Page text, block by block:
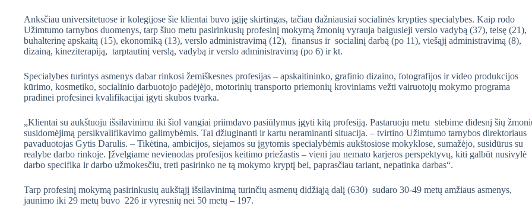
Anksčiau universitetuose ir kolegijose šie klientai buvo įgiję skirtingas, tačiau dažniausiai socialinės krypties specialybes. Kaip rodo
Užimtumo tarnybos duomenys, tarp šiuo metu pasirinkusių profesinį mokymą žmonių vyrauja baigusieji verslo vadybą (37), teisę (21),
buhalterinę apskaitą (15), ekonomiką (13), verslo administravimą (12), finansus ir socialinį darbą (po 11), viešąjį administravimą (8),
dizainą, kineziterapiją, tarptautinį verslą, vadybą ir verslo administravimą (po 6) ir kt.
Specialybes turintys asmenys dabar rinkosi žemiškesnes profesijas – apskaitininko, grafinio dizaino, fotografijos ir video produkcijos
kūrimo, kosmetiko, socialinio darbuotojo padėjėjo, motorinių transporto priemonių kroviniams vežti vairuotojų mokymo programa
pradinei profesinei kvalifikacijai įgyti skubos tvarka.
„Klientai su aukštuoju išsilavinimu iki šiol vangiai priimdavo pasiūlymus įgyti kitą profesiją. Pastaruoju metu stebime didesnį šių
susidomėjimą persikvalifikavimo galimybėmis. Tai džiuginanti ir kartu neraminanti situacija. – tvirtino Užimtumo tarnybos direktoriaus
pavaduotojas Gytis Darulis. – Tikėtina, ambicijos, siejamos su įgytomis specialybėmis aukštosiose mokyklose, sumažėjo, susidūrus su
realybe darbo rinkoje. Įžvelgiame nevienodas profesijos keitimo priežastis – vieni jau nemato karjeros perspektyvų, kiti galbūt nusivylė
darbo specifika ir darbo užmokesčiu, treti pasirinko ne tą mokymo kryptį bei, paprasčiau tariant, nepatinka darbas“.
Tarp profesinį mokymą pasirinkusių aukštąjį išsilavinimą turinčių asmenų didžiąją dalį (630) sudaro 30-49 metų amžiaus asmenys,
jaunimo iki 29 metų buvo 226 ir vyresnių nei 50 metų – 197.